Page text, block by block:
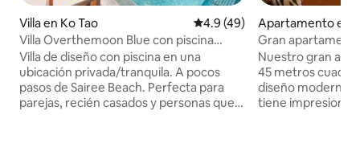
Villa en Ko Tao Calificación promedio: 4.9 de
4.9 (49)
Villa Overthemoon Blue con piscina
privada y vistas al mar
Villa de diseño con piscina en una
ubicación privada/tranquila. A pocos
pasos de Sairee Beach. Perfecta para
parejas, recién casados y personas que
Apartamento en
Gran
cerca de la playa
Nuestro gran
45 metros
diseño moderno
tiene